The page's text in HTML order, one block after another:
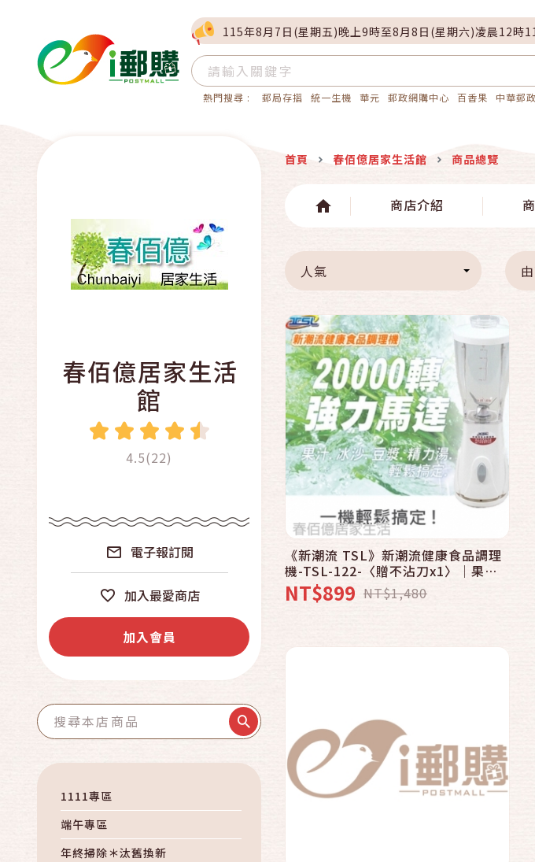
115年8月7日(星期五)晚上9時至8月8日(星期六)凌晨12時
熱門搜尋 : 郵局存摺 統一生機 華元 郵政網購中心 百香果 中華郵政
春佰億居家生活
館
4.5(22)
電子報訂閱
加入最愛商店
加入會員
1111專區
端午專區
年終掃除＊汰舊換新
首頁 春佰億居家生活館 商品總覽
商店介紹
人氣
《新潮流 TSL》新潮流健康食品調理
機-TSL-122-〈贈不沾刀x1〉│果汁
機│果菜機│磨豆│冰沙│磨粉
NT$899 NT$1,480
快速結帳
加入購物車